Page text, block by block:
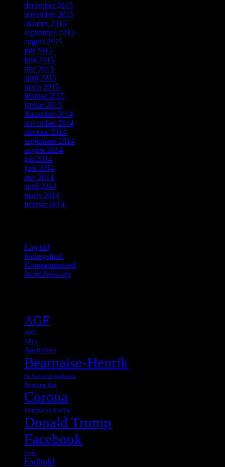
december 2015
november 2015
oktober 2015
september 2015
august 2015
juli 2015
juni 2015
maj 2015
april 2015
marts 2015
februar 2015
januar 2015
december 2014
november 2014
oktober 2014
september 2014
august 2014
juli 2014
juni 2014
maj 2014
april 2014
marts 2014
februar 2014
Log ind
Indlægsfeed
Kommentarfeed
WordPress.org
AGF
Aldi
Alien
Australien
Bearnaise-Henrik
Bo Gorzelak Pedersen
Breaking Bad
Corona
Danmarks Radio
Donald Trump
Facebook
Ferie
Fodbold